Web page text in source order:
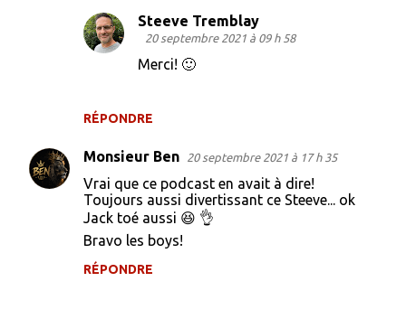
a
i
RÉPONDRE
Steeve Tremblay
20 septembre 2021 à 09 h 58
Merci! 🙂
Monsieur Ben 20 septembre 2021 à 17 h 35
Vrai que ce podcast en avait à dire!
Toujours aussi divertissant ce Steeve... ok
Jack toé aussi 😆 👌
Bravo les boys!
RÉPONDRE